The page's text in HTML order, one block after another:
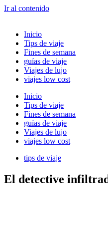
Ir al contenido
Inicio
Tips de viaje
Fines de semana
guías de viaje
Viajes de lujo
viajes low cost
Inicio
Tips de viaje
Fines de semana
guías de viaje
Viajes de lujo
viajes low cost
tips de viaje
El detective